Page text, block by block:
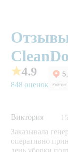
★4.9
848 оценок
Виктория
Заказывала
оперативно
день уборки